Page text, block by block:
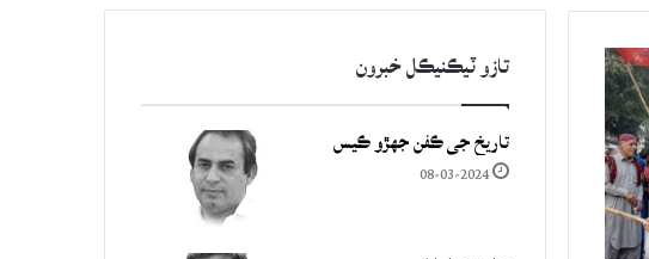
تازو ٽيڪنيڪل خبرون
تاريخ جي ڪفن جھڙو ڪيس
08-03-2024